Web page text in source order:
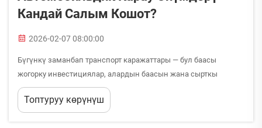
Кандай Салым Кошот?
2026-02-07 08:00:00
Бүгүнкү заманбап транспорт каражаттары — бул баасы
жогорку инвестициялар, алардын баасын жана сырткы
көрүнүшүн узак мөөнөткө сактоо үчүн туура карау керек.
Автомобильдик беттер туруктуу таасир этүүчү катаал табигый
Топтуруу көрүнүш